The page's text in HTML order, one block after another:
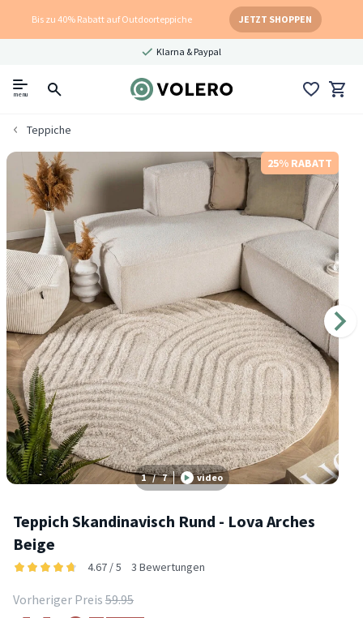
Bis zu 40% Rabatt auf Outdoorteppiche JETZT SHOPPEN
Klarna & Paypal
menu
Teppiche
25% RABATT
1 / 7 video
Teppich Skandinavisch Rund - Lova Arches
Beige
4.67 / 5 3 Bewertungen
Vorheriger Preis 59.95